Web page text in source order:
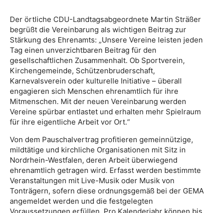
Der örtliche CDU-Landtagsabgeordnete Martin Sträßer
begrüßt die Vereinbarung als wichtigen Beitrag zur
Stärkung des Ehrenamts: „Unsere Vereine leisten jeden
Tag einen unverzichtbaren Beitrag für den
gesellschaftlichen Zusammenhalt. Ob Sportverein,
Kirchengemeinde, Schützenbruderschaft,
Karnevalsverein oder kulturelle Initiative – überall
engagieren sich Menschen ehrenamtlich für ihre
Mitmenschen. Mit der neuen Vereinbarung werden
Vereine spürbar entlastet und erhalten mehr Spielraum
für ihre eigentliche Arbeit vor Ort.“
Von dem Pauschalvertrag profitieren gemeinnützige,
mildtätige und kirchliche Organisationen mit Sitz in
Nordrhein-Westfalen, deren Arbeit überwiegend
ehrenamtlich getragen wird. Erfasst werden bestimmte
Veranstaltungen mit Live-Musik oder Musik von
Tonträgern, sofern diese ordnungsgemäß bei der GEMA
angemeldet werden und die festgelegten